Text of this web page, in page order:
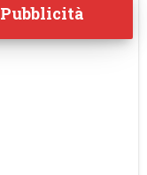
Pubblicità